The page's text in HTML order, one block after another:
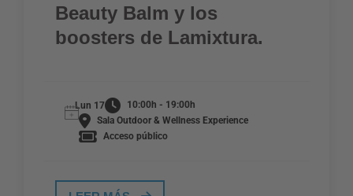
Beauty Balm y los
boosters de Lamixtura.
Lun 17
10:00h - 19:00h
Sala Outdoor & Wellness Experience
Acceso público